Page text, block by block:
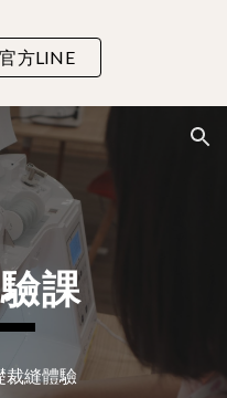
Skip to navigation
方LINE
課
裁縫體驗